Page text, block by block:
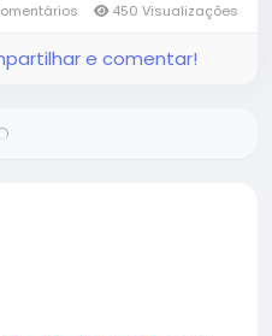
450 Visualizações
e comentar!
para exibir